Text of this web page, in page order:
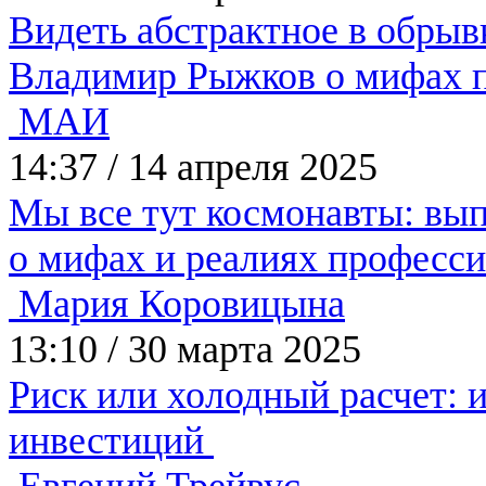
Видеть абстрактное в
Владимир Рыжков о мифах
МАИ
14:37 / 14 апреля 2025
Мы все тут космонавты:
о мифах и реалиях
Мария Коровицына
13:10 / 30 марта 2025
Риск или холодный расчет:
инвестиций